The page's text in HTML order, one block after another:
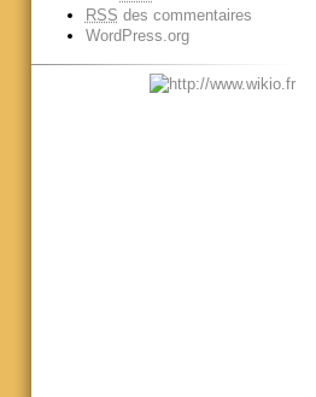
RSS des commentaires
WordPress.org